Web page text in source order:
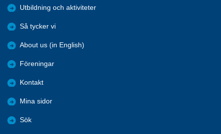
Utbildning och aktiviteter
Så tycker vi
About us (in English)
Föreningar
Kontakt
Mina sidor
Sök